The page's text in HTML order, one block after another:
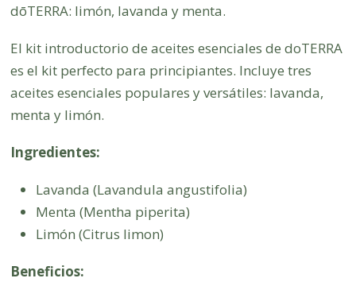
dōTERRA: limón, lavanda y menta.
El kit introductorio de aceites esenciales de doTERRA
es el kit perfecto para principiantes. Incluye tres
aceites esenciales populares y versátiles: lavanda,
menta y limón.
Ingredientes:
Lavanda (Lavandula angustifolia)
Menta (Mentha piperita)
Limón (Citrus limon)
Beneficios: